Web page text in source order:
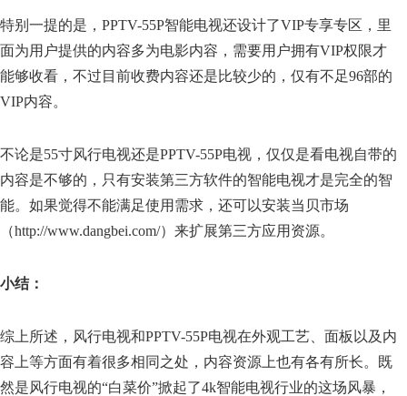
特别一提的是，PPTV-55P智能电视还设计了VIP专享专区，里
面为用户提供的内容多为电影内容，需要用户拥有VIP权限才
能够收看，不过目前收费内容还是比较少的，仅有不足96部的
VIP内容。
不论是55寸风行电视还是PPTV-55P电视，仅仅是看电视自带的
内容是不够的，只有安装第三方软件的智能电视才是完全的智
能。如果觉得不能满足使用需求，还可以安装当贝市场
（http://www.dangbei.com/）来扩展第三方应用资源。
小结：
综上所述，风行电视和PPTV-55P电视在外观工艺、面板以及内
容上等方面有着很多相同之处，内容资源上也有各有所长。既
然是风行电视的“白菜价”掀起了4k智能电视行业的这场风暴，